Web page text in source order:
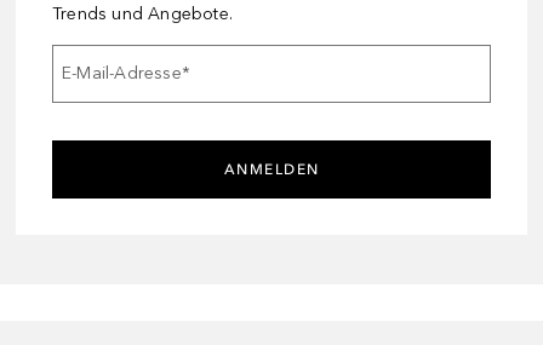
Trends und Angebote.
E-Mail-Adresse*
ANMELDEN